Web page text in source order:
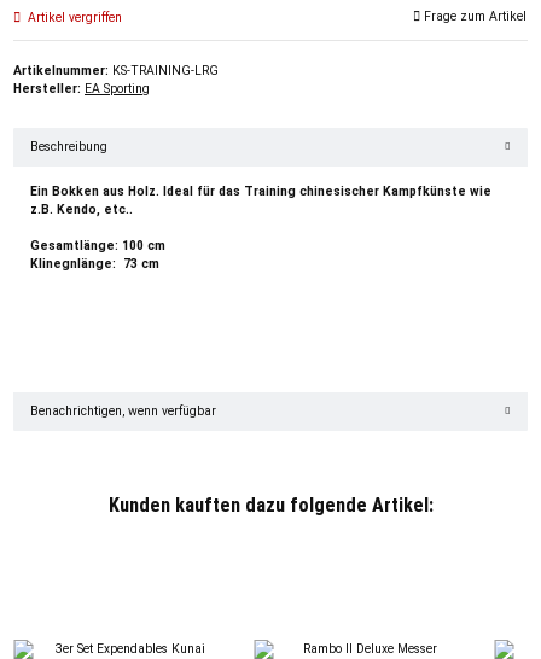
Artikel vergriffen Frage zum Artikel
Artikelnummer: KS-TRAINING-LRG
Hersteller: EA Sporting
Beschreibung
Ein Bokken aus Holz. Ideal für das Training chinesischer Kampfkünste wie
z.B. Kendo, etc..
Gesamtlänge: 100 cm
Klinegnlänge: 73 cm
Benachrichtigen, wenn verfügbar
Kunden kauften dazu folgende Artikel: